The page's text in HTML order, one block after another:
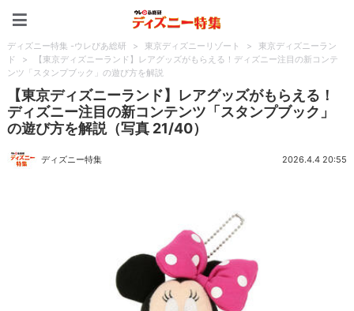
ディズニー特集 -ウレぴあ総研 > 東京ディズニーリゾート >
東京ディズニーラン
ド
>
【東京ディズニーランド】レアグッズがもらえる！ディズニー注目の新コンテ
ンツ「スタンプブック」の遊び方を解説
【東京ディズニーランド】レアグッズがもらえる！
ディズニー注目の新コンテンツ「スタンプブック」
の遊び方を解説（写真 21/40）
ディズニー特集 2026.4.4 20:55